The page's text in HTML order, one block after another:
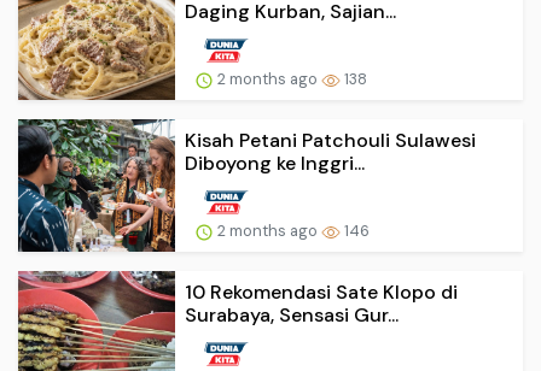
Daging Kurban, Sajian...
2 months ago 138
Kisah Petani Patchouli Sulawesi
Diboyong ke Inggri...
2 months ago 146
10 Rekomendasi Sate Klopo di
Surabaya, Sensasi Gur...